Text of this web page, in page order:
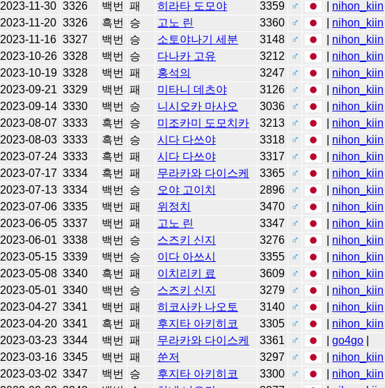
2023-11-30 3326 백번 패 히라타 도모야 3359 ♂ nihon_kiin
2023-11-20 3326 흑번 승 고노 린 3360 ♂ nihon_kiin
2023-11-16 3327 백번 승 소토야나기 세분 3148 ♂ nihon_kiin
2023-10-26 3328 백번 승 다나카 고유 3212 ♂ nihon_kiin
2023-10-19 3328 백번 패 홍석의 3247 ♂ nihon_kiin
2023-09-21 3329 백번 패 미타니 데츠야 3126 ♂ nihon_kiin
2023-09-14 3330 백번 승 니시오카 마사오 3036 ♂ nihon_kiin
2023-08-07 3333 흑번 승 미조카미 도모치카 3213 ♂ nihon_kiin
2023-08-03 3333 흑번 승 시다 다쓰야 3318 ♂ nihon_kiin
2023-07-24 3333 흑번 패 시다 다쓰야 3317 ♂ nihon_kiin
2023-07-17 3334 흑번 패 무라카와 다이스케 3365 ♂ nihon_kiin
2023-07-13 3334 백번 승 오야 고이치 2896 ♂ nihon_kiin
2023-07-06 3335 백번 패 위정치 3470 ♂ nihon_kiin
2023-06-05 3337 백번 패 고노 린 3347 ♂ nihon_kiin
2023-06-01 3338 백번 승 스즈키 신지 3276 ♂ nihon_kiin
2023-05-15 3339 백번 승 이다 아쓰시 3355 ♂ nihon_kiin
2023-05-08 3340 흑번 패 이치리키 료 3609 ♂ nihon_kiin
2023-05-01 3340 백번 승 스즈키 신지 3279 ♂ nihon_kiin
2023-04-27 3341 백번 패 히코사카 나오토 3140 ♂ nihon_kiin
2023-04-20 3341 흑번 패 후지타 아키히코 3305 ♂ nihon_kiin
2023-03-23 3344 백번 패 무라카와 다이스케 3361 ♂ |go4go
2023-03-16 3345 백번 패 쑨저 3297 ♂ nihon_kiin
2023-03-02 3347 백번 승 후지타 아키히코 3300 ♂ nihon_kiin